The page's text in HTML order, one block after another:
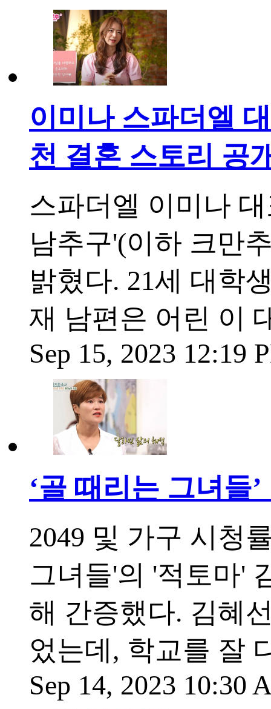
이미나 스파더엘
천 결혼 스토리 공
스파더엘 이미나
남추구'(이하 크만
밝혔다. 21세 대학
재 남편은 어린 이
Sep 15, 2023 12:19
‘골 때리는 그녀들
2049 및 가구 시청
그녀들'의 '적토마'
해 간증했다. 김혜
었는데, 학교를 잘
Sep 14, 2023 10:30